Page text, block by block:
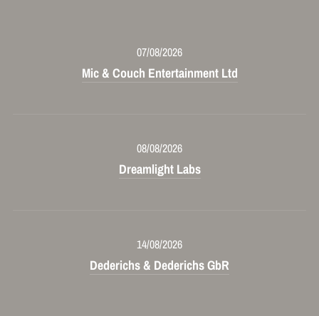
07/08/2026
Mic & Couch Entertainment Ltd
08/08/2026
Dreamlight Labs
14/08/2026
Dederichs & Dederichs GbR